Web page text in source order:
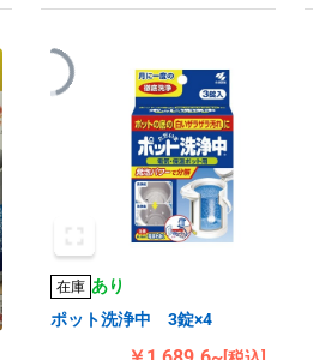
在庫 あり
ポット洗浄中 3錠×4